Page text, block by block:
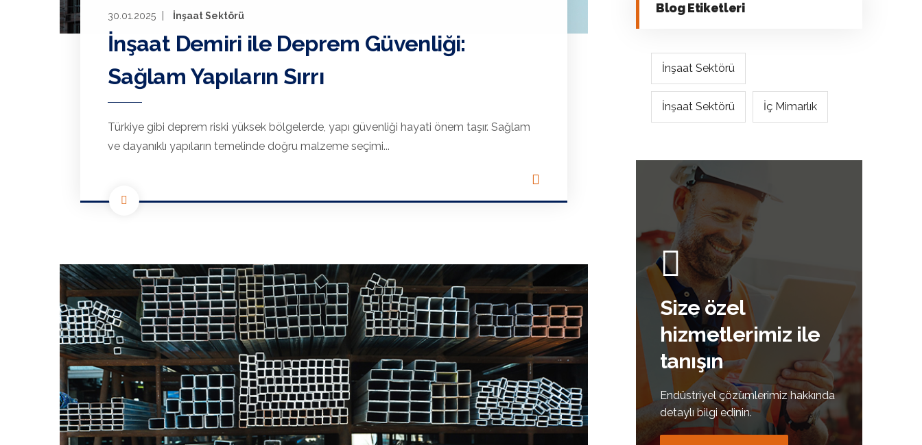
30.01.2025 İnşaat Sektörü
İnşaat Demiri ile Deprem Güvenliği:
Sağlam Yapıların Sırrı
Türkiye gibi deprem riski yüksek bölgelerde, yapı güvenliği hayati önem taşır. Sağlam
ve dayanıklı yapıların temelinde doğru malzeme seçimi...
Blog Etiketleri
İnşaat Sektörü
İnşaat Sektörü İç Mimarlık
Size özel
hizmetlerimiz ile
tanışın
Endüstriyel çözümlerimiz hakkında
detaylı bilgi edinin.